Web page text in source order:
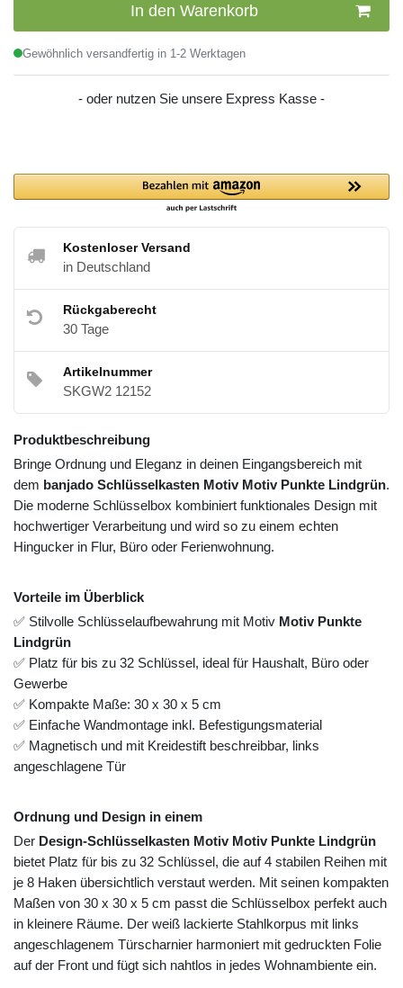
In den Warenkorb
Gewöhnlich versandfertig in 1-2 Werktagen
- oder nutzen Sie unsere Express Kasse -
Kostenloser Versand
in Deutschland
Rückgaberecht
30 Tage
Artikelnummer
SKGW2 12152
Produktbeschreibung
Bringe Ordnung und Eleganz in deinen Eingangsbereich mit
dem banjado Schlüsselkasten Motiv Motiv Punkte Lindgrün.
Die moderne Schlüsselbox kombiniert funktionales Design mit
hochwertiger Verarbeitung und wird so zu einem echten
Hingucker in Flur, Büro oder Ferienwohnung.
Vorteile im Überblick
✅ Stilvolle Schlüsselaufbewahrung mit Motiv Motiv Punkte
Lindgrün
✅ Platz für bis zu 32 Schlüssel, ideal für Haushalt, Büro oder
Gewerbe
✅ Kompakte Maße: 30 x 30 x 5 cm
✅ Einfache Wandmontage inkl. Befestigungsmaterial
✅ Magnetisch und mit Kreidestift beschreibbar, links
angeschlagene Tür
Ordnung und Design in einem
Der Design-Schlüsselkasten Motiv Motiv Punkte Lindgrün
bietet Platz für bis zu 32 Schlüssel, die auf 4 stabilen Reihen mit
je 8 Haken übersichtlich verstaut werden. Mit seinen kompakten
Maßen von 30 x 30 x 5 cm passt die Schlüsselbox perfekt auch
in kleinere Räume. Der weiß lackierte Stahlkorpus mit links
angeschlagenem Türscharnier harmoniert mit gedruckten Folie
auf der Front und fügt sich nahtlos in jedes Wohnambiente ein.